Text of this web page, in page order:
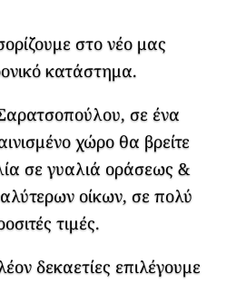
στο νέο μας
κατάστημα.
σε ένα
χώρο θα βρείτε
σε γυαλιά οράσεως &
οίκων, σε πολύ
τιμές.
δεκαετίες επιλέγουμε